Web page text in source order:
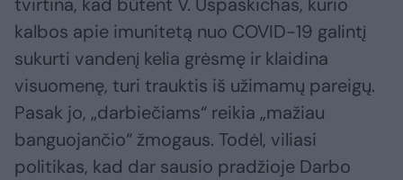
tvirtina, kad būtent V. Uspaskichas, kurio
kalbos apie imunitetą nuo COVID-19 galintį
sukurti vandenį kelia grėsmę ir klaidina
visuomenę, turi trauktis iš užimamų pareigų.
Pasak jo, „darbiečiams“ reikia „mažiau
banguojančio“ žmogaus. Todėl, viliasi
politikas, kad dar sausio pradžioje Darbo